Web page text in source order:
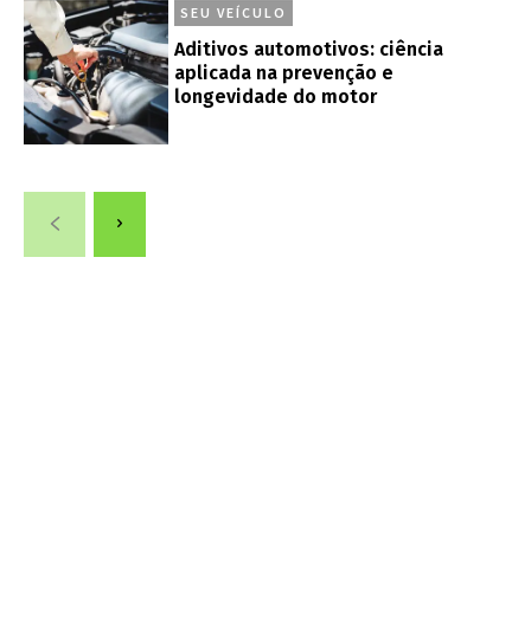
SEU VEÍCULO
Aditivos automotivos: ciência
aplicada na prevenção e
longevidade do motor